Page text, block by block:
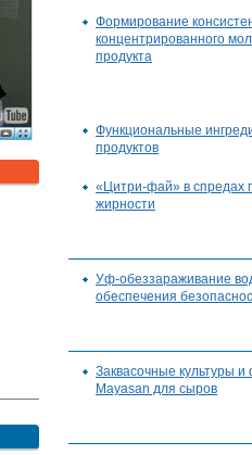
Формирование
концентрированного
продукта
Функциональные
продуктов
«Цитри-фай» в спредах
жирности
Уф-обеззараживание
обеспечения
Заквасочные культуры
Mayasan для сыров